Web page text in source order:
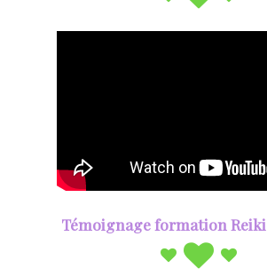
Témoignage formation